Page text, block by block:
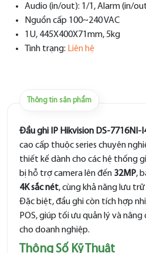
Audio (in/out): 1/1, Alarm (in/
Nguồn cấp 100~240 VAC
1U, 445X400X71mm, 5kg
Tình trạng: Liên hệ
Thông tin sản phẩm
Đầu ghi IP Hikvision DS-7716NI-
cao cấp thuộc series chuyên
thiết kế dành cho các hệ thống
bị hỗ trợ camera lên đến 32MP,
4K sắc nét, cùng khả năng lưu
Đặc biệt, đầu ghi còn tích hợp
POS, giúp tối ưu quản lý và nâng
cho doanh nghiệp.
Thông Số Kỹ Thuật